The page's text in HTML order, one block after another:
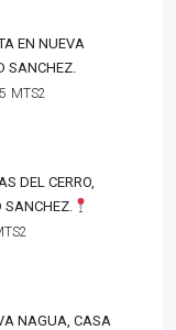
EN NUEVA
SANCHEZ.
MTS2
DEL CERRO,
NAGUA, CASA